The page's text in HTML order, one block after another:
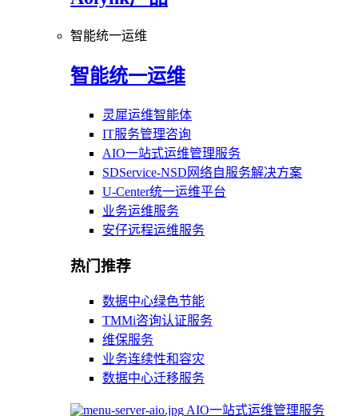
智能统一运维
智能统一运维
灵犀运维智能体
IT服务管理咨询
AIO一站式运维管理服务
SDService-NSD网络自服务解决方案
U-Center统一运维平台
业务运维服务
安仔远程运维服务
热门推荐
数据中心绿色节能
TMMi咨询认证服务
维保服务
业务连续性和容灾
数据中心迁移服务
AIO一站式运维管理服务